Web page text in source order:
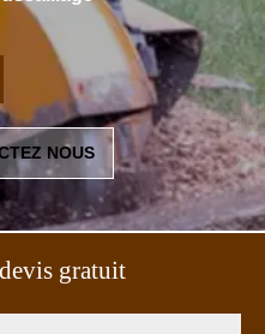
NOUS
gratuit